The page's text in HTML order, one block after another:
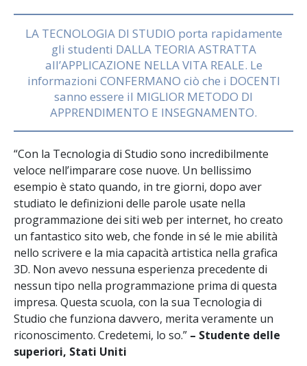
LA TECNOLOGIA DI STUDIO porta rapidamente
gli studenti DALLA TEORIA ASTRATTA
all’APPLICAZIONE NELLA VITA REALE. Le
informazioni CONFERMANO ciò che i DOCENTI
sanno essere il MIGLIOR METODO DI
APPRENDIMENTO E INSEGNAMENTO.
“Con la Tecnologia di Studio sono incredibilmente
veloce nell’imparare cose nuove. Un bellissimo
esempio è stato quando, in tre giorni, dopo aver
studiato le definizioni delle parole usate nella
programmazione dei siti web per internet, ho creato
un fantastico sito web, che fonde in sé le mie abilità
nello scrivere e la mia capacità artistica nella grafica
3D. Non avevo nessuna esperienza precedente di
nessun tipo nella programmazione prima di questa
impresa. Questa scuola, con la sua Tecnologia di
Studio che funziona davvero, merita veramente un
riconoscimento. Credetemi, lo so.” – Studente delle
superiori, Stati Uniti